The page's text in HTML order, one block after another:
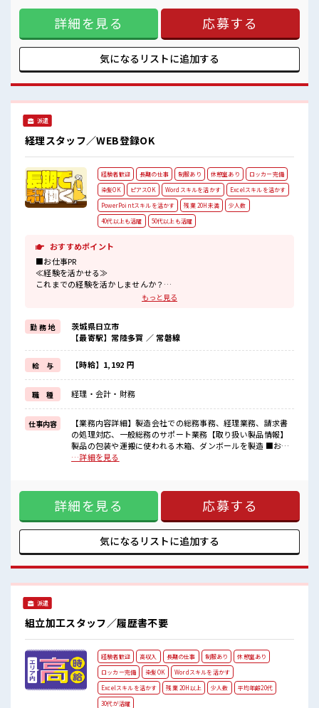
のんびりスマホチェック♪
持ち物が多いあなたにもぴったり☆
ロッカー付き職場♪
#ryo
テンツ開発修正も行います) ※寮アリのお仕事！一人暮らしス
タートにもピッタリ♪ ■お仕事PR ≪寮費無料≫ 一人暮らしを
してみたい、 地元から出て新しい場所で働いてみたい、 すぐ
に働けて稼げる仕事がしたい…そんな方にピッタリな「寮あ
り」のお仕事です！ 赴任地までの交通費も当社が負担(規定
有)！ 遠方の方もご安心して応募ください！ ≪1日1時間程の
す♪ ≪土日祝休のお仕事≫ 家族や友人と一緒にプライベート
満喫！ ≪髪色自由で自分らしく働く≫ 明るすぎたり奇抜でな
自分タイム！ のんびりスマホチェック♪ 持ち物が多いあなた
にもぴったり☆ ロッカー付き職場♪ #ryo
詳細を見る 応募する
気になるリストに追加する
派遣
経理スタッフ／WEB登録OK
経験者歓迎 長期の仕事 制服あり 休憩室あり
ロッカー完備
染髪OK
ピアスOK Wordスキルを活かす
Excelスキルを活かす
PowerPointスキルを活かす
残業 20H未満
少人数
40代以上も活躍
50代以上も活躍
おすすめポイント
■お仕事PR
≪経験を活かせる≫
これまでの経験を活かしませんか？
≪適度な残業でお給料UP≫
残業は月20時間未満で、
ほどよく稼げます♪
≪モチベーションもUP≫
派手過ぎなければ髪型や髪色自由♪
(規定有)≪機能的な制服アリ≫
制服があるので、
毎日の服装の悩み解消♪
≪収入アップを目指せる≫
高時給だらけの派遣のお仕事です！
■職場の雰囲気
少人数の職場だから一緒に働く仲間との距離もグッと近い！
休憩時間にゆっくりできるスペース完備！
もっと見る
勤 務 地
茨城県日立市
【最寄駅】常陸多賀 ／ 常磐線
給 与 【時給】1,192 円
職 種 経理・会計・財務
仕事内容
【業務内容詳細】製造会社での総務事務、経理業務、請求書
の処理対応、一般総務のサポート業務【取り扱い製品情報】
製品の包装や運搬に使われる木箱、ダンボールを製造 ■お仕
事PR ≪経験を活かせる≫ これまでの経験を活かしませんか？
ほどよく稼げます♪ ≪モチベーションもUP≫ 派手過ぎなけれ
ば髪型や髪色自由♪ (規定有)≪機能的な制服アリ≫ 制服があ
るので、 毎日の服装の悩み解消♪ ≪収入アップを目指せる≫
高時給だらけの派遣のお仕事です！ ■職場の雰囲気 少人数の
職場だから一緒に働く仲間との距離もグッと近い！ 髪型にこ
だわりのあるアナタは必見！ 髪型自由な職場！ 休憩時間にゆ
…詳細を見る
詳細を見る 応募する
気になるリストに追加する
派遣
組立加工スタッフ／履歴書不要
経験者歓迎 高収入 長期の仕事 制服あり
休憩室あり
ロッカー完備
染髪OK
Wordスキルを活かす
Excelスキルを活かす
残業 20H以上 少人数
平均年齢20代
30代が活躍